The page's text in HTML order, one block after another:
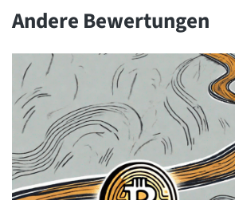
Andere Bewertungen